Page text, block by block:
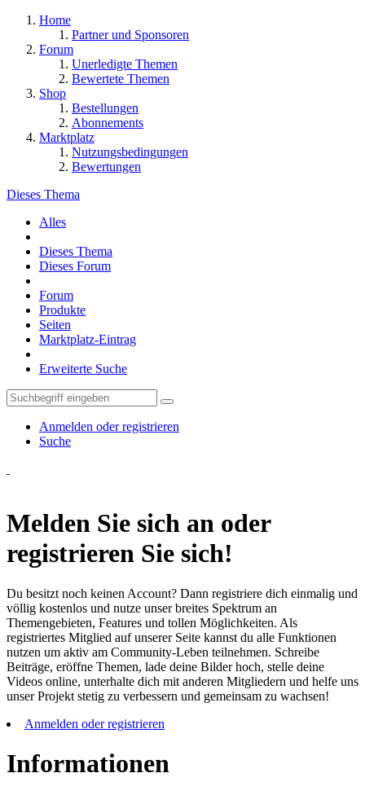
Home
Partner und Sponsoren
Forum
Unerledigte Themen
Bewertete Themen
Shop
Bestellungen
Abonnements
Marktplatz
Nutzungsbedingungen
Bewertungen
Dieses Thema
Alles
Dieses Thema
Dieses Forum
Forum
Produkte
Seiten
Marktplatz-Eintrag
Erweiterte Suche
Anmelden oder registrieren
Suche
Melden Sie sich an oder
registrieren Sie sich!
Du besitzt noch keinen Account? Dann registriere dich einmalig und
völlig kostenlos und nutze unser breites Spektrum an
Themengebieten, Features und tollen Möglichkeiten. Als
registriertes Mitglied auf unserer Seite kannst du alle Funktionen
nutzen um aktiv am Community-Leben teilnehmen. Schreibe
Beiträge, eröffne Themen, lade deine Bilder hoch, stelle deine
Videos online, unterhalte dich mit anderen Mitgliedern und helfe uns
unser Projekt stetig zu verbessern und gemeinsam zu wachsen!
Anmelden oder registrieren
Informationen